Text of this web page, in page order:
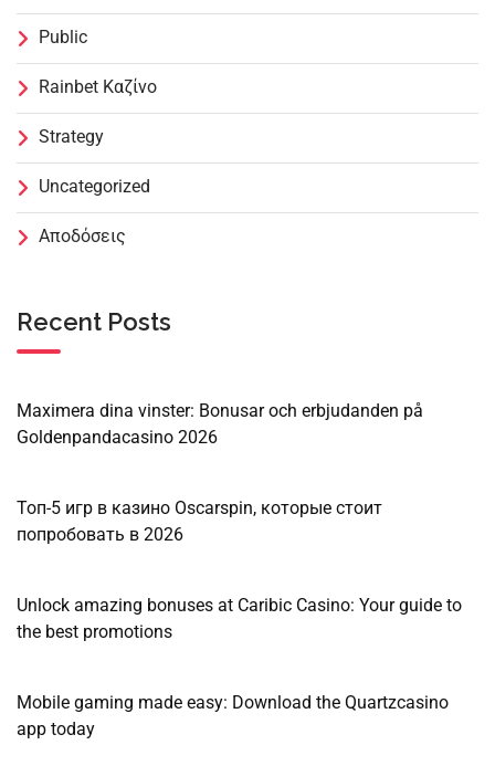
Public
Rainbet Καζίνο
Strategy
Uncategorized
Αποδόσεις
Recent Posts
Maximera dina vinster: Bonusar och erbjudanden på
Goldenpandacasino 2026
Топ-5 игр в казино Oscarspin, которые стоит
попробовать в 2026
Unlock amazing bonuses at Caribic Casino: Your guide to
the best promotions
Mobile gaming made easy: Download the Quartzcasino
app today